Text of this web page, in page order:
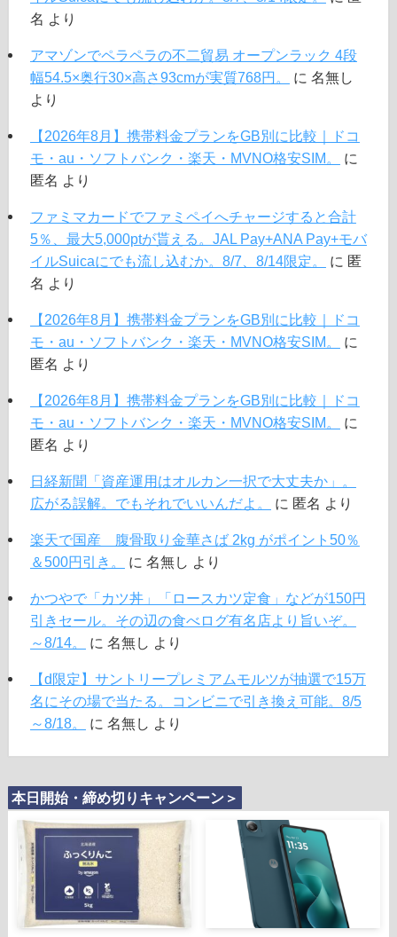
名 より
アマゾンでペラペラの不二貿易 オープンラック 4段
幅54.5×奥行30×高さ93cmが実質768円。
に 名無し
より
【2026年8月】携帯料金プランをGB別に比較｜ドコ
モ・au・ソフトバンク・楽天・MVNO格安SIM。
に
匿名 より
ファミマカードでファミペイへチャージすると合計
5％、最大5,000ptが貰える。JAL Pay+ANA Pay+モバ
イルSuicaにでも流し込むか。8/7、8/14限定。
に 匿
名 より
【2026年8月】携帯料金プランをGB別に比較｜ドコ
モ・au・ソフトバンク・楽天・MVNO格安SIM。
に
匿名 より
【2026年8月】携帯料金プランをGB別に比較｜ドコ
モ・au・ソフトバンク・楽天・MVNO格安SIM。
に
匿名 より
日経新聞「資産運用はオルカン一択で大丈夫か」。
広がる誤解。でもそれでいいんだよ。
に 匿名 より
楽天で国産 腹骨取り金華さば 2kg がポイント50％
＆500円引き。
に 名無し より
かつやで「カツ丼」「ロースカツ定食」などが150円
引きセール。その辺の食べログ有名店より旨いぞ。
～8/14。
に 名無し より
【d限定】サントリープレミアムモルツが抽選で15万
名にその場で当たる。コンビニで引き換え可能。8/5
～8/18。
に 名無し より
本日開始・締め切りキャンペーン＞